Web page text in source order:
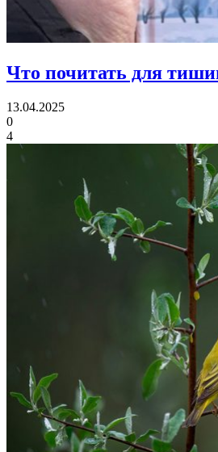
Что почитать для
13.04.2025
0
4